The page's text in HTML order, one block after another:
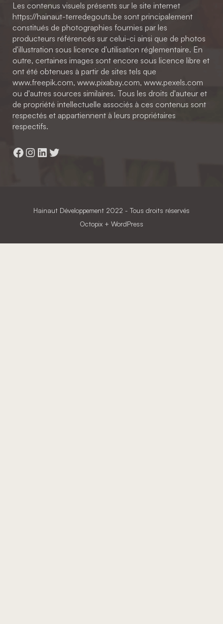
Les contenus visuels présents sur le site internet
https://hainaut-terredegouts.be sont principalement
constitués de photographies fournies par les
producteurs référencés sur celui-ci ainsi que de photos
d'illustration sous licence d'utilisation réglementaire. En
outre, certaines images sont encore sous licence libre et
ont été obtenues à partir de sites tels que
www.freepik.com, www.pixabay.com, www.pexels.com
ou d'autres sources similaires. Tous les droits d'auteur et
de propriété intellectuelle associés à ces contenus sont
respectés et appartiennent à leurs propriétaires
respectifs.
Facebook
Instagram
LinkedIn
Twitter
Hainaut Développement 2022 - Tous droits réservés
Octopix + WordPress